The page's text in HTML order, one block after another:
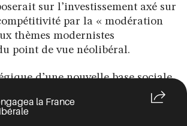
la France
sur l’investissement axé sur
par la « modération
thèmes modernistes
point de vue néolibéral.
d’une nouvelle base sociale
que le gouvernement dirigé par